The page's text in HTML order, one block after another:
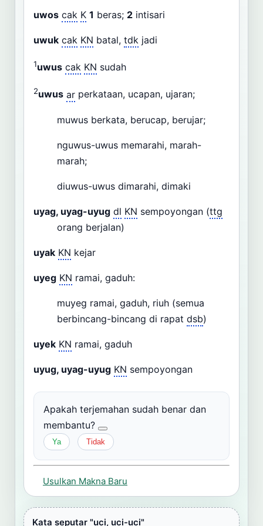
uwos cak K 1 beras; 2 intisari
uwuk cak KN batal, tdk jadi
1uwus cak KN sudah
2uwus ar perkataan, ucapan, ujaran;
muwus berkata, berucap, berujar;
nguwus-uwus memarahi, marah-
marah;
diuwus-uwus dimarahi, dimaki
uyag, uyag-uyug dl KN sempoyongan (ttg
orang berjalan)
uyak KN kejar
uyeg KN ramai, gaduh:
muyeg ramai, gaduh, riuh (semua
berbincang-bincang di rapat dsb)
uyek KN ramai, gaduh
uyug, uyag-uyug KN sempoyongan
Apakah terjemahan sudah benar dan
membantu?
Ya Tidak
Usulkan Makna Baru
Kata seputar "uci, uci-uci"